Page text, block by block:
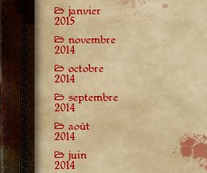
janvier
2015
novembre
2014
octobre
2014
septembre
2014
août
2014
juin
2014